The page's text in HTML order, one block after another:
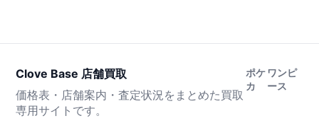
Clove Base 店舗買取
価格表・店舗案内・査定状況をまとめた買取
専用サイトです。
ポケ
カ
ワンピ
ース